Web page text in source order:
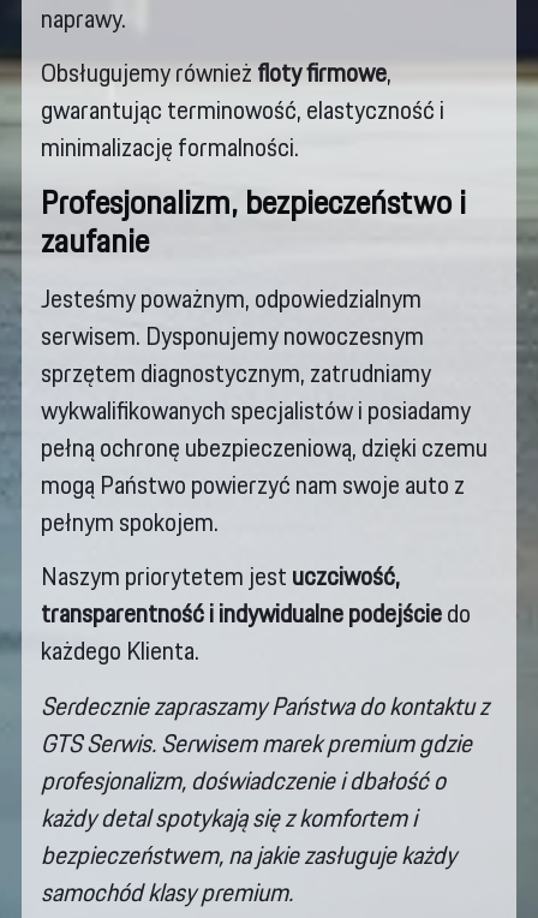
naprawy.
Obsługujemy równieżfloty firmowe,
gwarantując terminowość, elastyczność i
minimalizację formalności.
Profesjonalizm, bezpieczeństwo i
zaufanie
Jesteśmy poważnym, odpowiedzialnym
serwisem. Dysponujemy nowoczesnym
sprzętem diagnostycznym, zatrudniamy
wykwalifikowanych specjalistów i posiadamy
pełną ochronę ubezpieczeniową, dzięki czemu
mogą Państwo powierzyć nam swoje auto z
pełnym spokojem.
Naszym priorytetem jestuczciwość,
transparentność i indywidualne podejściedo
każdego Klienta.
Serdecznie zapraszamy Państwa do kontaktu z
GTS Serwis. Serwisem marek premium gdzie
profesjonalizm, doświadczenie i dbałość o
każdy detal spotykają się z komfortem i
bezpieczeństwem, na jakie zasługuje każdy
samochód klasy premium.